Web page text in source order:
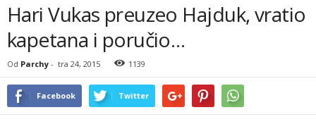
Hari Vukas preuzeo Hajduk, vratio
kapetana i poručio…
Od Parchy - tra 24, 2015 1139
Facebook Twitter